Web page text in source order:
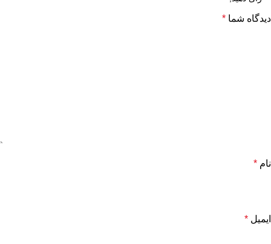
دیدگاه شما *
نام *
ایمیل *